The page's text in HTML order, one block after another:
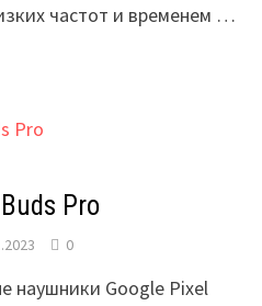
частот и временем …
Pro
0
наушники Google Pixel